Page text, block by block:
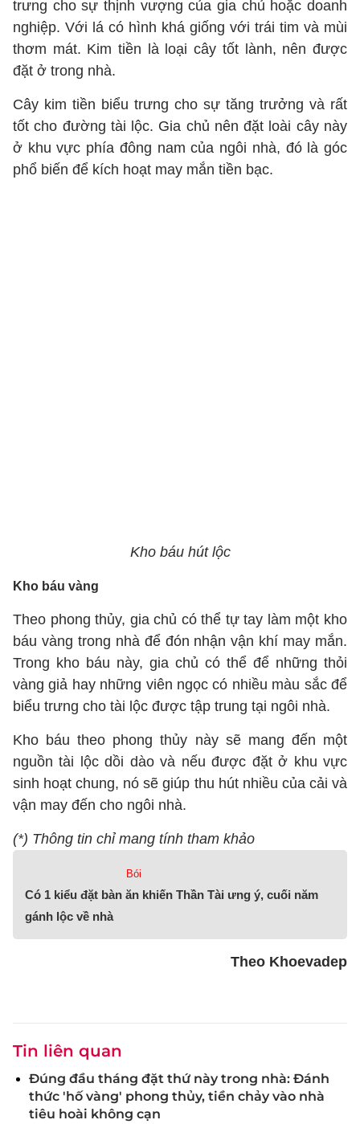
trưng cho sự thịnh vượng của gia chủ hoặc doanh
nghiệp. Với lá có hình khá giống với trái tim và mùi
thơm mát. Kim tiền là loại cây tốt lành, nên được
đặt ở trong nhà.
Cây kim tiền biểu trưng cho sự tăng trưởng và rất
tốt cho đường tài lộc. Gia chủ nên đặt loài cây này
ở khu vực phía đông nam của ngôi nhà, đó là góc
phổ biến để kích hoạt may mắn tiền bạc.
Kho báu hút lộc
Kho báu vàng
Theo phong thủy, gia chủ có thể tự tay làm một kho
báu vàng trong nhà để đón nhận vận khí may mắn.
Trong kho báu này, gia chủ có thể để những thỏi
vàng giả hay những viên ngọc có nhiều màu sắc để
biểu trưng cho tài lộc được tập trung tại ngôi nhà.
Kho báu theo phong thủy này sẽ mang đến một
nguồn tài lộc dồi dào và nếu được đặt ở khu vực
sinh hoạt chung, nó sẽ giúp thu hút nhiều của cải và
vận may đến cho ngôi nhà.
(*) Thông tin chỉ mang tính tham khảo
Bói
Có 1 kiểu đặt bàn ăn khiến Thần Tài ưng ý, cuối năm
gánh lộc về nhà
Theo Khoevadep
Tin liên quan
Đúng đầu tháng đặt thứ này trong nhà: Đánh
thức 'hố vàng' phong thủy, tiền chảy vào nhà
tiêu hoài không cạn